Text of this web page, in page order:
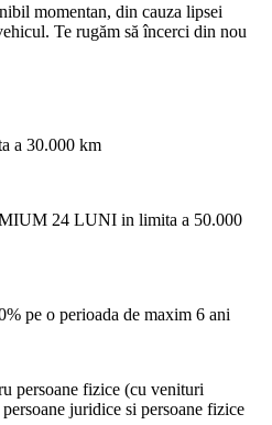
momentan, din cauza lipsei
Te rugăm să încerci din nou
a 30.000 km
24 LUNI in limita a 50.000
pe o perioada de maxim 6 ani
persoane fizice (cu venituri
juridice si persoane fizice